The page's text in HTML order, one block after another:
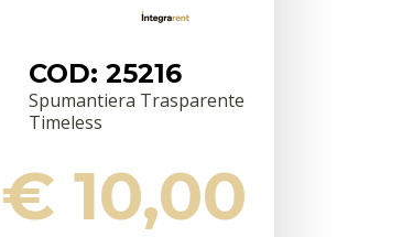
COD: 25216
Spumantiera Trasparente
Timeless
€ 10,00